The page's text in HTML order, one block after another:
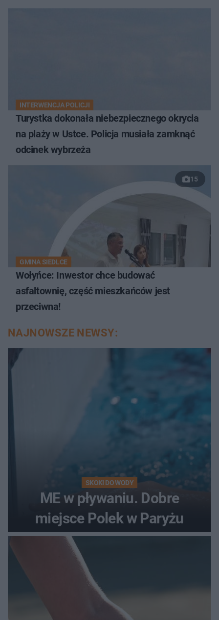
INTERWENCJA POLICJI
Turystka dokonała niebezpiecznego okrycia
na plaży w Ustce. Policja musiała zamknąć
odcinek wybrzeża
15
GMINA SIEDLCE
Wołyńce: Inwestor chce budować
asfaltownię, część mieszkańców jest
przeciwna!
NAJNOWSZE NEWSY:
SKOKI DO WODY
ME w pływaniu. Dobre
miejsce Polek w Paryżu